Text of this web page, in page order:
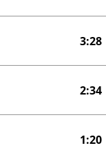
3:28
2:34
1:20